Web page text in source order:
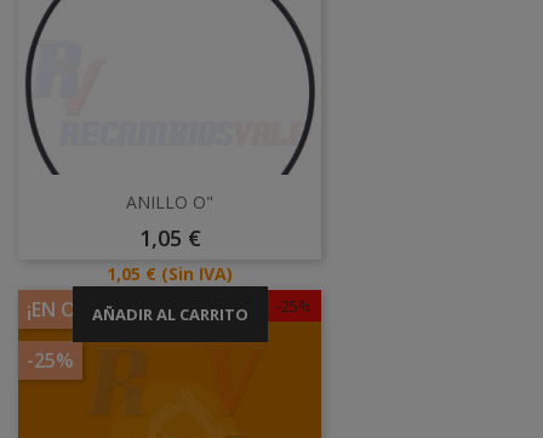
ANILLO O"
Precio
1,05 €
Precio
1,05 € (Sin IVA)
AÑADIR AL CARRITO -25%
¡EN OFERTA!
-25%